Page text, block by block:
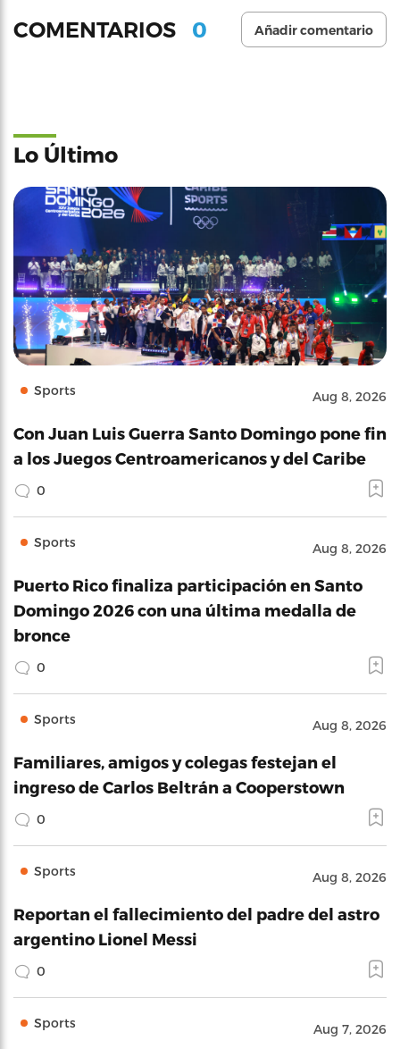
COMENTARIOS 0 Añadir comentario
Lo Último
Sports Aug 8, 2026
Con Juan Luis Guerra Santo Domingo pone fin
a los Juegos Centroamericanos y del Caribe
0
Sports Aug 8, 2026
Puerto Rico finaliza participación en Santo
Domingo 2026 con una última medalla de
bronce
0
Sports Aug 8, 2026
Familiares, amigos y colegas festejan el
ingreso de Carlos Beltrán a Cooperstown
0
Sports Aug 8, 2026
Reportan el fallecimiento del padre del astro
argentino Lionel Messi
0
Sports Aug 7, 2026